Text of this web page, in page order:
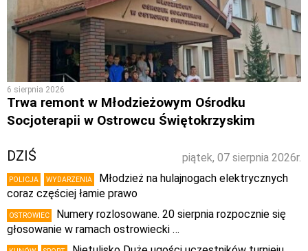
6 sierpnia 2026
Trwa remont w Młodzieżowym Ośrodku
Socjoterapii w Ostrowcu Świętokrzyskim
piątek, 07 sierpnia 2026r.
DZIŚ
POLICJA WYDARZENIA
Młodzież na hulajnogach elektrycznych
coraz częściej łamie prawo
OSTROWIEC
Numery rozlosowane. 20 sierpnia rozpocznie się
głosowanie w ramach ostrowiecki …